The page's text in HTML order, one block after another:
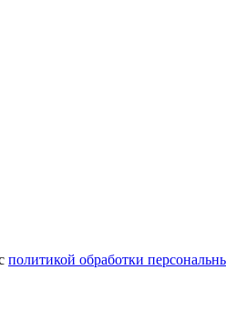
политикой обработки